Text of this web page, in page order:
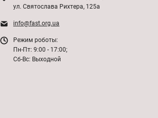
ул. Святослава Рихтера, 125а
info@fast.org.ua
Режим роботы:
Пн-Пт: 9:00 - 17:00;
Сб-Вс: Выходной